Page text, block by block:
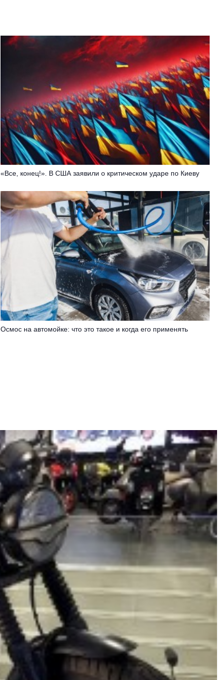
«Все, конец!». В США заявили о критическом ударе по Киеву
Осмос на автомойке: что это такое и когда его применять